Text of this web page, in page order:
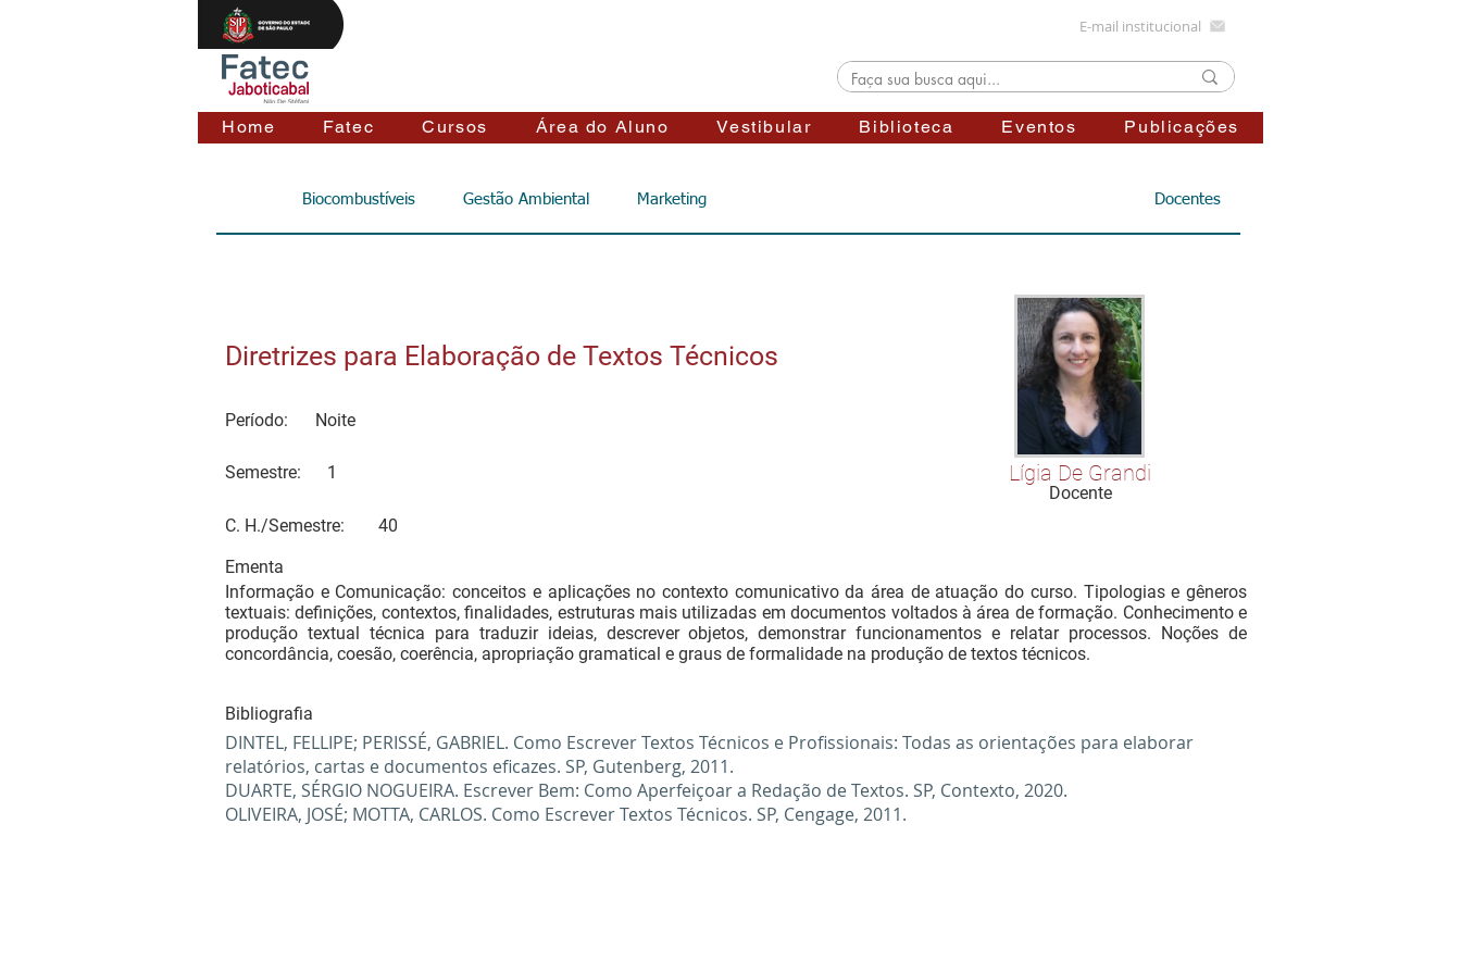
E-mail institucional
Home Fatec Cursos Área do Aluno Vestibular Biblioteca Eventos Publicações
Biocombustíveis Gestão Ambiental Marketing Docentes
40
C. H./Semestre:
1
Semestre:
Noite
Período:
Diretrizes para Elaboração de Textos Técnicos
Docente
Lígia De Grandi
Ementa
Informação e Comunicação: conceitos e aplicações no contexto comunicativo da área de atuação do curso. Tipologias e gêneros
textuais: definições, contextos, finalidades, estruturas mais utilizadas em documentos voltados à área de formação. Conhecimento e
produção textual técnica para traduzir ideias, descrever objetos, demonstrar funcionamentos e relatar processos. Noções de
concordância, coesão, coerência, apropriação gramatical e graus de formalidade na produção de textos técnicos.
Bibliografia
DINTEL, FELLIPE; PERISSÉ, GABRIEL. Como Escrever Textos Técnicos e Profissionais: Todas as orientações para elaborar
relatórios, cartas e documentos eficazes. SP, Gutenberg, 2011.
DUARTE, SÉRGIO NOGUEIRA. Escrever Bem: Como Aperfeiçoar a Redação de Textos. SP, Contexto, 2020.
OLIVEIRA, JOSÉ; MOTTA, CARLOS. Como Escrever Textos Técnicos. SP, Cengage, 2011.